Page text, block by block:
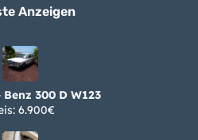
Benz 300 D W123
6.900€